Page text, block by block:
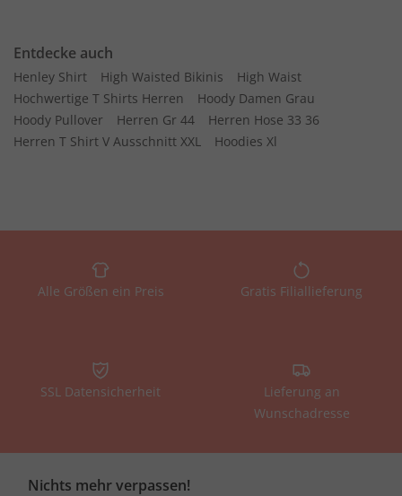
Entdecke auch
Henley Shirt High Waisted Bikinis
High Waist
Hochwertige T Shirts Herren
Hoody Damen Grau
Hoody Pullover
Herren Gr 44
Herren Hose 33 36
Herren T Shirt V Ausschnitt XXL
Hoodies Xl
Alle Größen ein Preis Gratis Filiallieferung
SSL Datensicherheit
Lieferung an
Wunschadresse
Nichts mehr verpassen!